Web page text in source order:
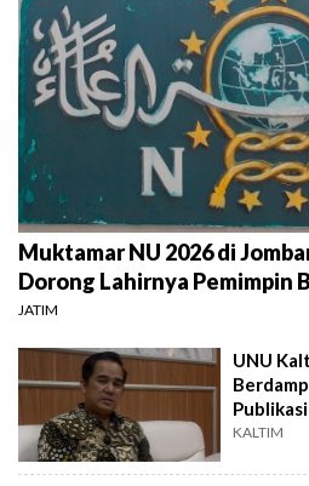
Muktamar NU 2026 di
Dorong Lahirnya Pemimpin
JATIM
UNU
KALTIM